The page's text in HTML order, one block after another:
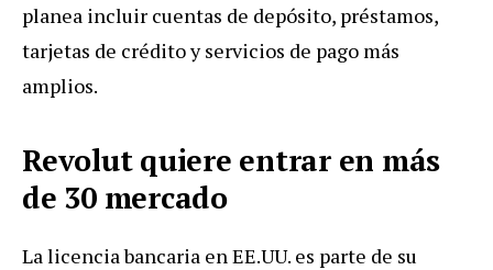
planea incluir cuentas de depósito, préstamos,
tarjetas de crédito y servicios de pago más
amplios.
Revolut quiere entrar en más
de 30 mercado
La licencia bancaria en EE.UU. es parte de su